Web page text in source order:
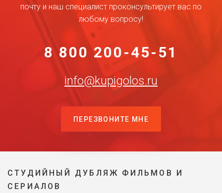
почту и наш специалист проконсультирует вас по
любому вопросу!
8 800 200-45-51
info@kupigolos.ru
ПЕРЕЗВОНИТЕ МНЕ
СТУДИЙНЫЙ ДУБЛЯЖ ФИЛЬМОВ И
СЕРИАЛОВ